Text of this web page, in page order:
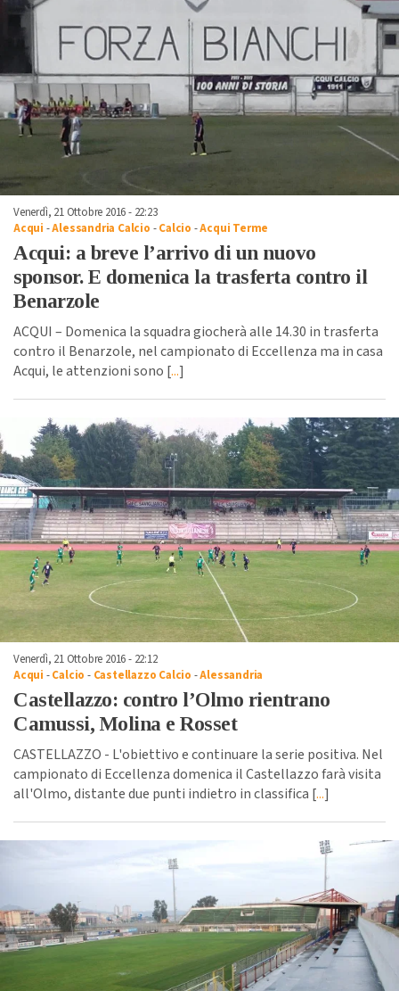
Venerdì, 21 Ottobre 2016 - 22:23
Acqui -Alessandria Calcio -Calcio -Acqui Terme
Acqui: a breve l’arrivo di un nuovo
sponsor. E domenica la trasferta contro il
Benarzole
ACQUI – Domenica la squadra giocherà alle 14.30 in trasferta
contro il Benarzole, nel campionato di Eccellenza ma in casa
Acqui, le attenzioni sono [...]
Venerdì, 21 Ottobre 2016 - 22:12
Acqui -Calcio - Castellazzo Calcio -Alessandria
Castellazzo: contro l’Olmo rientrano
Camussi, Molina e Rosset
CASTELLAZZO - L'obiettivo e continuare la serie positiva. Nel
campionato di Eccellenza domenica il Castellazzo farà visita
all'Olmo, distante due punti indietro in classifica [...]